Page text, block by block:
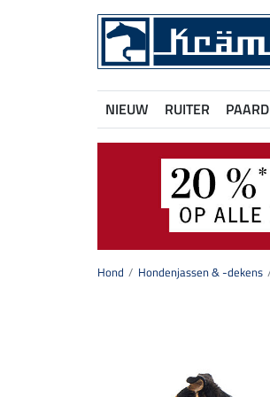
NIEUW RUITER PAARD
Hond Hondenjassen & -dekens